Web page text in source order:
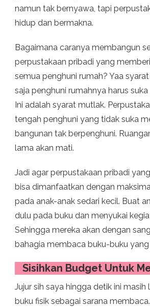
namun tak bernyawa, tapi
hidup dan bermakna.
Bagaimana caranya membangun
perpustakaan pribadi yang
semua penghuni rumah? Yaa
saja penghuni rumahnya harus
Ini adalah syarat mutlak.
tengah penghuni yang tidak suka
bangunan tak berpenghuni.
lama akan mati.
Jadi agar perpustakaan pribadi
bisa dimanfaatkan dengan
pada anak-anak sedari kecil. Buat
dulu pada buku dan menyukai
Sehingga mereka akan dengan
bahagia membaca buku-buku yang
Sisihkan Budget Untuk
Jujur sih saya hingga detik ini masih
buku fisik sebagai sarana